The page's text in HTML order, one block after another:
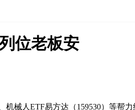
位老板安
人ETF易方达（159530）等帮